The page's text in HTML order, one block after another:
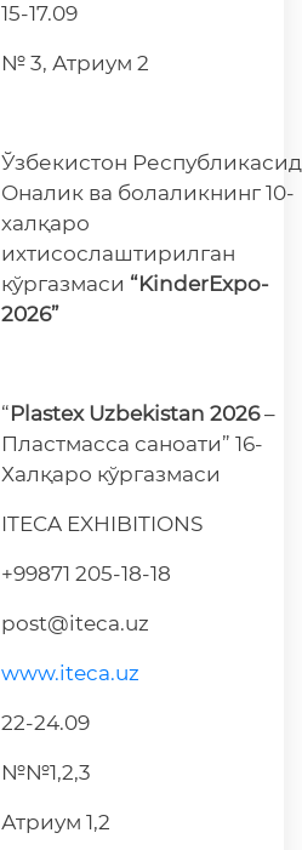
15-17.09
№ 3, Атриум 2
Ўзбекистон
Оналик ва болаликнинг 10-
халқаро
ихтисослаштирилган
кўргазмаси “KinderExpo-
2026”
“Plastex Uzbekistan 2026–
Пластмасса саноати” 16-
Халқаро кўргазмаси
ITECA EXHIBITIONS
+99871 205-18-18
post@iteca.uz
www.iteca.uz
22-24.09
№№1,2,3
Атриум 1,2